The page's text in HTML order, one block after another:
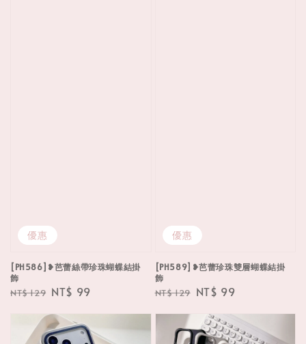
優惠
[PH586]❥芭蕾絲帶珍珠蝴蝶結掛
飾
Regular
NT$ 129 Sale
NT$ 99
優惠
[PH589]❥芭蕾珍珠雙層蝴蝶結掛
飾
Regular
NT$ 129 Sale
NT$ 99